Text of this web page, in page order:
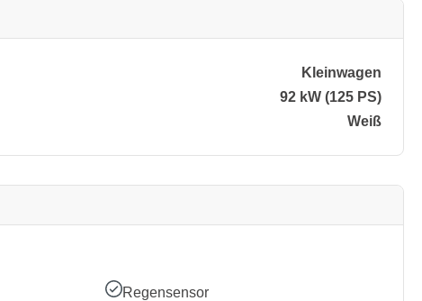
Kleinwagen
92 kW (125 PS)
Weiß
Regensensor